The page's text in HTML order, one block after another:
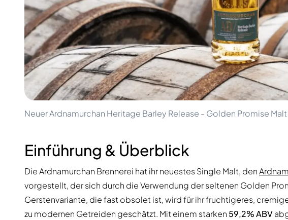
200-500€
Kommende Veröffentlichungen
Kollektionen
Kundenfavoriten
Rar & Sammlerstück
Limitierte Auflagen
Geschlossene Brennerei
Süßer Whisky
Diplomatico
Don Julio
Gin Mare
Mangabeiras
Hennessy
Martell
Monkey 47
Remy Martin
Ron Zacapa
Neuer Ardnamurchan Heritage Barley Release - Golden Promise Malt
Einführung & Überblick
Die Ardnamurchan Brennerei hat ihr neuestes Single Malt, den
vorgestellt, der sich durch die Verwendung der seltenen Golden
Gerstenvariante, die fast obsolet ist, wird für ihr fruchtigeres,
zu modernen Getreiden geschätzt. Mit einem starken 59,2% ABV